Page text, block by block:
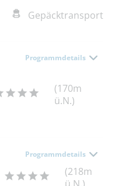
Gepäcktransport
Programmdetails
(170m
ü.N.)
Programmdetails
(218m